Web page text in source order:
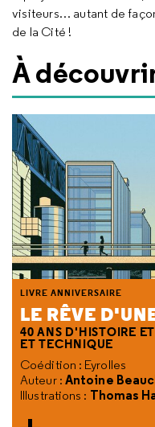
visiteurs… autant de
de la Cité !
À
LE RÊVE
40 ANS D'HISTOIRE
ET TECHNIQUE
LIVRE ANNIVERSAIRE
Coédition : Eyrolles
Auteur : Antoine
Illustrations : Thomas